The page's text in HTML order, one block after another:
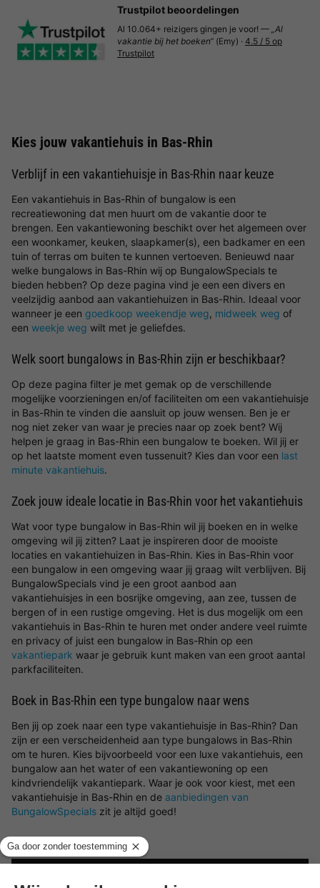
Trustpilot beoordelingen
Al 10.064+ reizigers gingen je voor! — „Al
vakantie bij het boeken“ (Emy) · 4.5 / 5 op
Trustpilot
Kies jouw vakantiehuis in Bas-Rhin
Verblijf in een vakantiehuisje in Bas-Rhin naar keuze
Een vakantiehuis in Bas-Rhin of bungalow is een
recreatiewoning dat men huurt om de vakantie door te
brengen. Een vakantiewoning beschikt over het algemeen over
een woonkamer, keuken, slaapkamer(s), een badkamer en een
tuin of terras om buiten te kunnen vertoeven. Benieuwd naar
welke bungalows in Bas-Rhin wij op BungalowSpecials te
bieden hebben? Op deze pagina vind je een een divers en
veelzijdig aanbod aan vakantiehuizen in Bas-Rhin. Ideaal voor
wanneer je een goedkoop weekendje weg, midweek weg of
een weekje weg wilt met je geliefdes.
Welk soort bungalows in Bas-Rhin zijn er beschikbaar?
Op deze pagina filter je met gemak op de verschillende
mogelijke voorzieningen en/of faciliteiten om een vakantiehuisje
in Bas-Rhin te vinden die aansluit op jouw wensen. Ben je er
nog niet zeker van waar je precies naar op zoek bent? Wij
helpen je graag in Bas-Rhin een bungalow te boeken. Wil jij er
op het laatste moment even tussenuit? Kies dan voor een last
minute vakantiehuis.
Zoek jouw ideale locatie in Bas-Rhin voor het vakantiehuis
Wat voor type bungalow in Bas-Rhin wil jij boeken en in welke
omgeving wil jij zitten? Laat je inspireren door de mooiste
locaties en vakantiehuizen in Bas-Rhin. Kies in Bas-Rhin voor
een bungalow in een omgeving waar jij graag wilt verblijven. Bij
BungalowSpecials vind je een groot aanbod aan
vakantiehuisjes in een bosrijke omgeving, aan zee, tussen de
bergen of in een rustige omgeving. Het is dus mogelijk om een
vakantiehuis in Bas-Rhin te huren met onder andere veel ruimte
en privacy of juist een bungalow in Bas-Rhin op een
vakantiepark waar je gebruik kunt maken van een groot aantal
parkfaciliteiten.
Boek in Bas-Rhin een type bungalow naar wens
Ben jij op zoek naar een type vakantiehuisje in Bas-Rhin? Dan
zijn er een verscheidenheid aan type bungalows in Bas-Rhin
om te huren. Kies bijvoorbeeld voor een luxe vakantiehuis, een
bungalow aan het water of een vakantiewoning op een
kindvriendelijk vakantiepark. Waar je ook voor kiest, met een
vakantiehuisje in Bas-Rhin en de aanbiedingen van
BungalowSpecials zit je altijd goed!